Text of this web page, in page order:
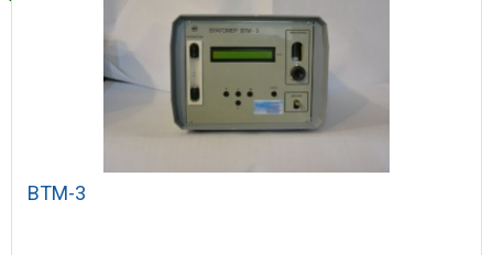
ВТМ-3